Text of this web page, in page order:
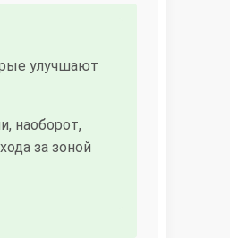
улучшают
наоборот,
за зоной